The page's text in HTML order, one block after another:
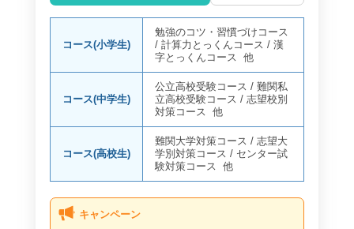
コース(小学生)
勉強のコツ・習慣づけコース
/計算力とっくんコース /漢
字とっくんコース 他
コース(中学生)
公立高校受験コース /難関私
立高校受験コース /志望校別
対策コース 他
コース(高校生)
難関大学対策コース /志望大
学別対策コース /センター試
験対策コース 他
キャンペーン